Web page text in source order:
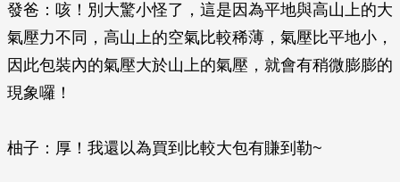
發爸：咳！別大驚小怪了，這是因為平地與高山上的大
氣壓力不同，高山上的空氣比較稀薄，氣壓比平地小，
因此包裝內的氣壓大於山上的氣壓，就會有稍微膨膨的
現象囉！
柚子：厚！我還以為買到比較大包有賺到勒~